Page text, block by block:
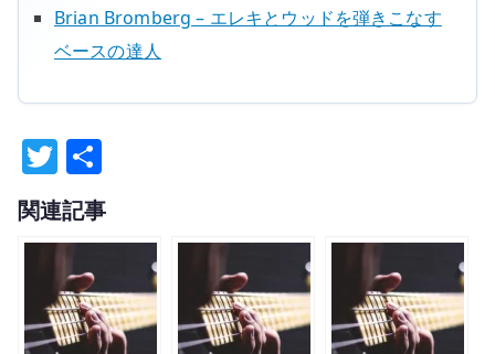
Brian Bromberg – エレキとウッドを弾きこなす
ベースの達人
T
w
it
te
r
有
関連記事